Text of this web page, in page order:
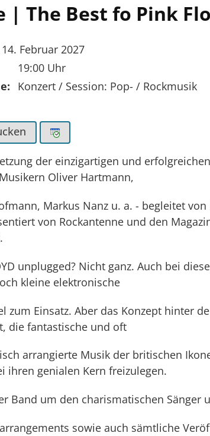
| The Best fo Pink
Februar 2027
19:00 Uhr
Konzert / Session: Pop- / Rockmusik
der einzigartigen und
Musikern Oliver Hartmann,
Markus Nanz u. a. - begleitet
von Rockantenne und den
unplugged? Nicht ganz. Auch bei
kleine elektronische
zum Einsatz. Aber das Konzept hinter
die fantastische und oft
arrangierte Musik der britischen
ihren genialen Kern freizulegen.
Band um den charismatischen
sowie auch sämtliche